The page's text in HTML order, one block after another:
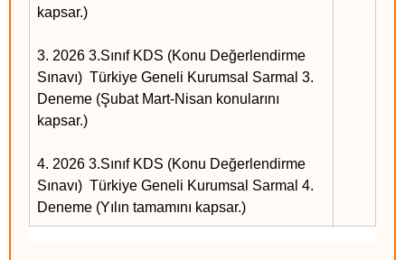
kapsar.)
3. 2026 3.Sınıf KDS (Konu Değerlendirme
Sınavı) Türkiye Geneli Kurumsal Sarmal 3.
Deneme (Şubat Mart-Nisan konularını
kapsar.)
4. 2026 3.Sınıf KDS (Konu Değerlendirme
Sınavı) Türkiye Geneli Kurumsal Sarmal 4.
Deneme (Yılın tamamını kapsar.)